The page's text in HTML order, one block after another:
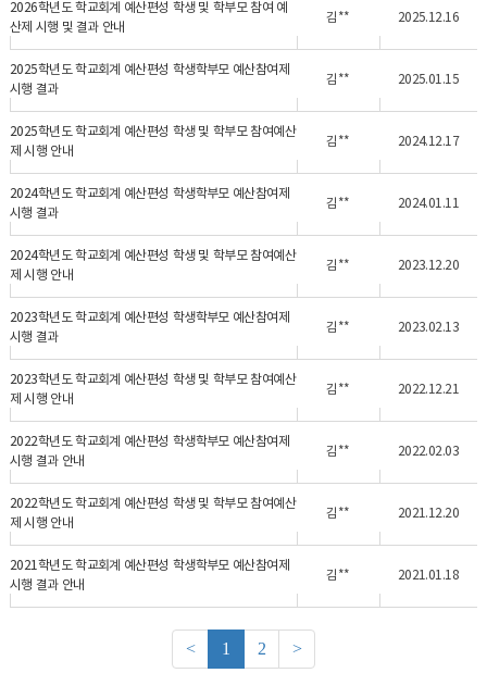
2026학년도 학교회계 예산편성 학생 및 학부모 참여 예
산제 시행 및 결과 안내
김** 2025.12.16
2025학년도 학교회계 예산편성 학생학부모 예산참여제
시행 결과
김** 2025.01.15
2025학년도 학교회계 예산편성 학생 및 학부모 참여예산
제 시행 안내
김** 2024.12.17
2024학년도 학교회계 예산편성 학생학부모 예산참여제
시행 결과
김** 2024.01.11
2024학년도 학교회계 예산편성 학생 및 학부모 참여예산
제 시행 안내
김** 2023.12.20
2023학년도 학교회계 예산편성 학생학부모 예산참여제
시행 결과
김** 2023.02.13
2023학년도 학교회계 예산편성 학생 및 학부모 참여예산
제 시행 안내
김** 2022.12.21
2022학년도 학교회계 예산편성 학생학부모 예산참여제
시행 결과 안내
김** 2022.02.03
2022학년도 학교회계 예산편성 학생 및 학부모 참여예산
제 시행 안내
김** 2021.12.20
2021학년도 학교회계 예산편성 학생학부모 예산참여제
시행 결과 안내
김** 2021.01.18
< 1 2 >